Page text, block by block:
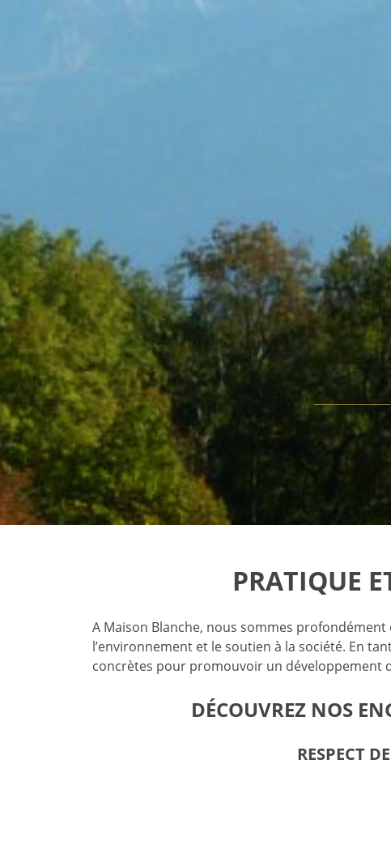
PRATIQUE
A Maison Blanche, nous sommes
l’environnement et le soutien à la société. En
concrètes pour promouvoir un développement
DÉCOUVREZ NOS
RESPECT